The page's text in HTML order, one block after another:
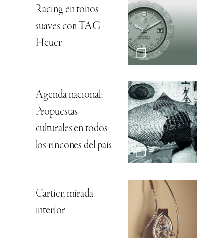
Racing en tonos
suaves con TAG
Heuer
Agenda nacional:
Propuestas
culturales en todos
los rincones del país
Cartier, mirada
interior